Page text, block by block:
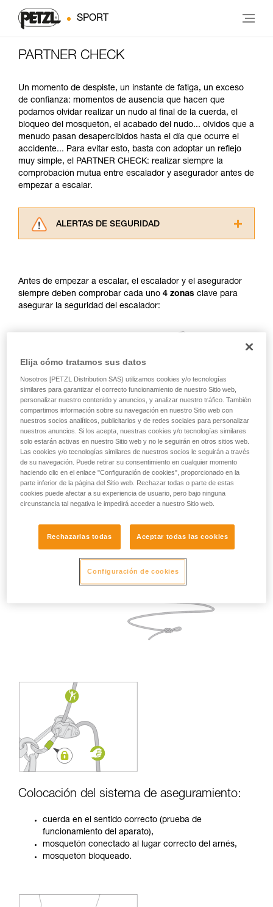
SPORT
PARTNER CHECK
Un momento de despiste, un instante de fatiga, un exceso
de confianza: momentos de ausencia que hacen que
podamos olvidar realizar un nudo al final de la cuerda, el
bloqueo del mosquetón, el acabado del nudo... olvidos que a
menudo pasan desapercibidos hasta el día que ocurre el
accidente... Para evitar esto, basta con adoptar un reflejo
muy simple, el PARTNER CHECK: realizar siempre la
comprobación mutua entre escalador y asegurador antes de
empezar a escalar.
ALERTAS DE SEGURIDAD
información de la ficha técnica para poder
comprender este complemento informativo.
Dominar estas técnicas requiere una formación
través de un profesional su capacidad para
Damos ejemplos de técnicas relacionadas con
su actividad. Pueden existir otras que no
describimos aquí.
Antes de empezar a escalar, el escalador y el asegurador
siempre deben comprobar cada uno 4 zonas clave para
asegurar la seguridad del escalador:
Colocación del sistema de aseguramiento:
cuerda en el sentido correcto (prueba de
funcionamiento del aparato),
mosquetón conectado al lugar correcto del arnés,
mosquetón bloqueado.
Elija cómo tratamos sus datos
Nosotros [PETZL Distribution SAS) utilizamos cookies y/o tecnologías
similares para garantizar el correcto funcionamiento de nuestro Sitio web,
personalizar nuestro contenido y anuncios, y analizar nuestro tráfico. También
compartimos información sobre su navegación en nuestro Sitio web con
nuestros socios analíticos, publicitarios y de redes sociales para personalizar
nuestros anuncios. Si los acepta, nuestras cookies y/o tecnologías similares
solo estarán activas en nuestro Sitio web y no le seguirán en otros sitios web.
Las cookies y/o tecnologías similares de nuestros socios le seguirán a través
de su navegación. Puede retirar su consentimiento en cualquier momento
haciendo clic en el enlace "Configuración de cookies", proporcionado en la
parte inferior de la página del Sitio web. Rechazar todas o parte de estas
cookies puede afectar a su experiencia de usuario, pero bajo ninguna
circunstancia tal negativa le impedirá acceder a nuestro Sitio web.
Rechazarlas todas Aceptar todas las cookies
Configuración de cookies